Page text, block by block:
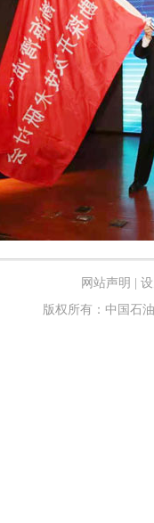
网站声明
版权所有：中国石